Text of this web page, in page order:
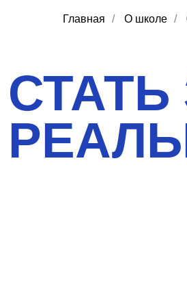
Главная / О школе /